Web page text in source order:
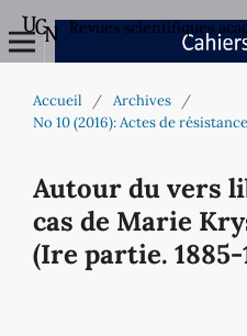
Revues scientifiques
Accueil / Archives
/
No 10 (2016): Actes de
Autour du vers
cas de Marie
(Ire partie. 1885-